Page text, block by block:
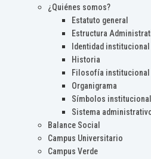
¿Quiénes somos?
Estatuto general
Estructura
Identidad institucional
Historia
Filosofía institucional
Organigrama
Símbolos
Sistema
Balance Social
Campus Universitario
Campus Verde